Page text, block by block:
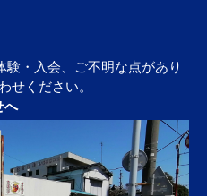
験・入会、ご不明な点があり
せください。
へ